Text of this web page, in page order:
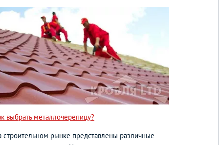
выбрать металлочерепицу?
строительном рынке представлены различные